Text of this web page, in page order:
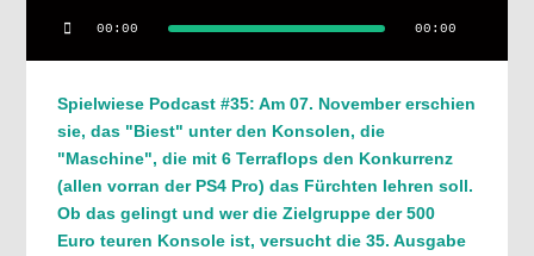
Player
00:00 00:00
Spielwiese Podcast #35: Am 07. November erschien
sie, das "Biest" unter den Konsolen, die
"Maschine", die mit 6 Terraflops den Konkurrenz
(allen vorran der PS4 Pro) das Fürchten lehren soll.
Ob das gelingt und wer die Zielgruppe der 500
Euro teuren Konsole ist, versucht die 35. Ausgabe